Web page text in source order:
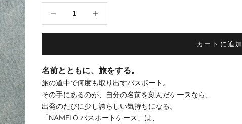
カートに追加
名前とともに、旅をする。
旅の道中で何度も取り出すパスポート。
その手にあるのが、自分の名前を刻んだケースなら、
出発のたびに少し誇らしい気持ちになる。
「NAMELO パスポートケース」は、